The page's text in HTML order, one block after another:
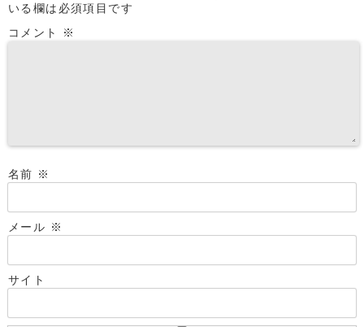
いる欄は必須項目です
コメント
※
名前 ※
メール ※
サイト